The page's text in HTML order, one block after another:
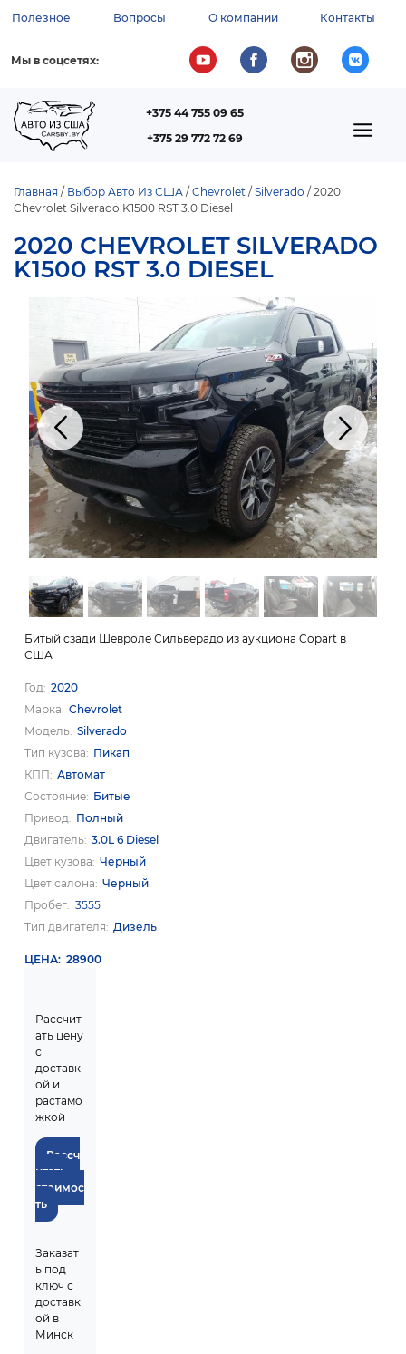
содержанию
ВСПОМОГАТЕЛЬНОЕ
МЕНЮ
Полезное Вопросы О компании Контакты
Мы в соцсетях:
+375 44 755 09 65
+375 29 772 72 69
СТРОКА
НАВИГАЦИИ
Главная Выбор Авто Из США Chevrolet Silverado 2020
Chevrolet Silverado K1500 RST 3.0 Diesel
2020 CHEVROLET SILVERADO
K1500 RST 3.0 DIESEL
Битый сзади Шевроле Сильверадо из аукциона Copart в
США
Год 2020
Марка Chevrolet
Модель Silverado
Тип кузова
Пикап
КПП Автомат
Состояние Битые
Привод
Полный
Двигатель 3.0L 6 Diesel
Цвет кузова Черный
Цвет салона Черный
Пробег 3555
Тип двигателя
Дизель
ЦЕНА 28900
Рассчит
ать цену
с
доставк
ой и
растамо
жкой
Рассч
итать
стоимос
ть
Заказат
ь под
ключ с
доставк
ой в
Минск